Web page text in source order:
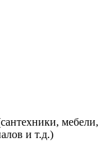
мебели,
и т.д.)